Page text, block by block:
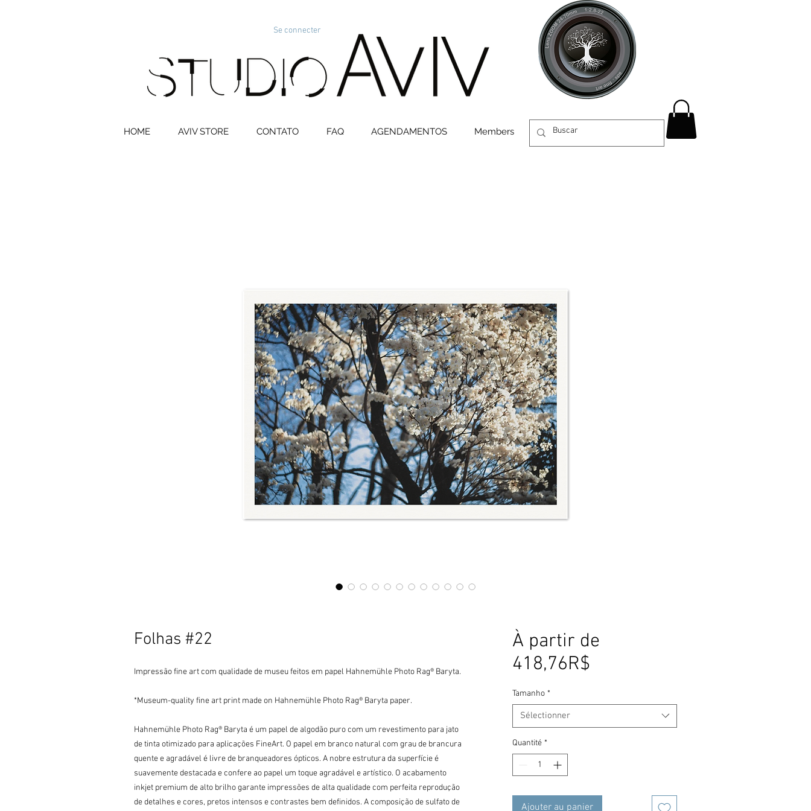
Se connecter
HOME AVIV STORE CONTATO FAQ AGENDAMENTOS Members
Folhas #22
Impressão fine art com qualidade de museu feitos em papel Hahnemühle Photo Rag® Baryta.
*Museum-quality fine art print made on Hahnemühle Photo Rag® Baryta paper.
Hahnemühle Photo Rag® Baryta é um papel de algodão puro com um revestimento para jato
de tinta otimizado para aplicações FineArt. O papel em branco natural com grau de brancura
quente e agradável é livre de branqueadores ópticos. A nobre estrutura da superfície é
suavemente destacada e confere ao papel um toque agradável e artístico. O acabamento
inkjet premium de alto brilho garante impressões de alta qualidade com perfeita reprodução
de detalhes e cores, pretos intensos e contrastes bem definidos. A composição de sulfato de
À partir de
418,76R$
Tamanho *
Sélectionner
Quantité *
Ajouter au panier